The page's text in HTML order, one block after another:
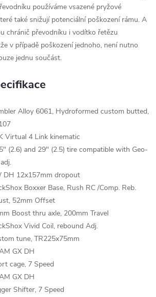
používáme vsazené pryžové
také snižují potenciální poškození rámu. A
chránič převodníku i vodítko řetězu
v případě poškození jednoho, není nutno
jednu součást.
Alloy 6061, Hydroformed custom butted,
Virtual 4 Link kinematic
(2.6) and 29" (2.5) tire compatible with Geo-
DH 12x157mm dropout
Boxxer Base, Rush RC /Comp. Reb.
52mm Offset
Boost thru axle, 200mm Travel
Vivid Coil, rebound Adj.
tune, TR225x75mm
GX DH
cage, 7 Speed
GX DH
Shifter, 7 Speed